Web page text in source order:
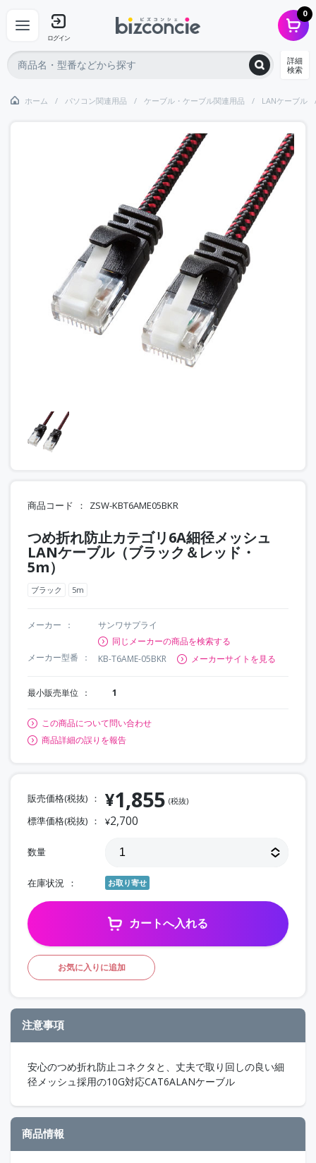
ログイン
0
詳細
検索
ホーム パソコン関連用品 ケーブル・ケーブル関連用品 LANケーブル
商品コード ZSW-KBT6AME05BKR
つめ折れ防止カテゴリ6A細径メッシュ
LANケーブル（ブラック＆レッド・
5m）
ブラック 5m
メーカー
サンワサプライ
同じメーカーの商品を検索する
メーカー型番
KB-T6AME-05BKR メーカーサイトを見る
最小販売単位 1
この商品について問い合わせ
商品詳細の誤りを報告
販売価格(税抜) ¥1,855 (税抜)
標準価格(税抜) ¥2,700
数量
在庫状況 お取り寄せ
カートへ入れる
お気に入りに追加
注意事項
安心のつめ折れ防止コネクタと、丈夫で取り回しの良い細
径メッシュ採用の10G対応CAT6ALANケーブル
商品情報